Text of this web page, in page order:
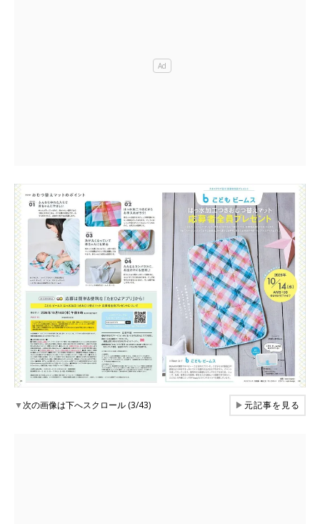
▼次の画像は下へスクロール (3/43) ▶元記事を見る